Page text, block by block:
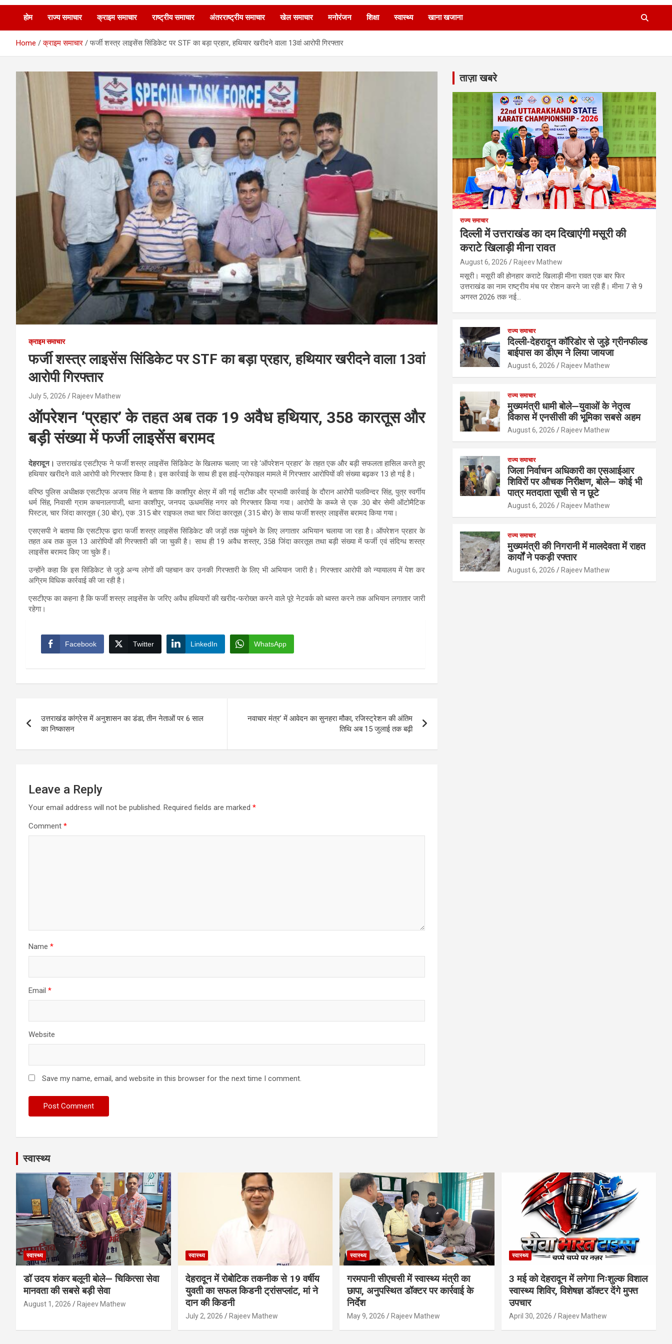
होम राज्य समाचार क्राइम समाचार राष्ट्रीय समाचार अंतरराष्ट्रीय समाचार खेल समाचार मनोरंजन शिक्षा स्वास्थ्य खाना खजाना
Home क्राइम समाचार फर्जी शस्त्र लाइसेंस सिंडिकेट पर STF का बड़ा प्रहार, हथियार खरीदने वाला 13वां आरोपी गिरफ्तार
क्राइम समाचार
फर्जी शस्त्र लाइसेंस सिंडिकेट पर STF का बड़ा प्रहार, हथियार खरीदने वाला 13वां
आरोपी गिरफ्तार
July 5, 2026 Rajeev Mathew
ऑपरेशन ‘प्रहार’ के तहत अब तक 19 अवैध हथियार, 358 कारतूस और
बड़ी संख्या में फर्जी लाइसेंस बरामद
देहरादून। उत्तराखंड एसटीएफ ने फर्जी शस्त्र लाइसेंस सिंडिकेट के खिलाफ चलाए जा रहे ‘ऑपरेशन प्रहार’ के तहत एक और बड़ी सफलता हासिल करते हुए
हथियार खरीदने वाले आरोपी को गिरफ्तार किया है। इस कार्रवाई के साथ ही इस हाई-प्रोफाइल मामले में गिरफ्तार आरोपियों की संख्या बढ़कर 13 हो गई है।
वरिष्ठ पुलिस अधीक्षक एसटीएफ अजय सिंह ने बताया कि काशीपुर क्षेत्र में की गई सटीक और प्रभावी कार्रवाई के दौरान आरोपी पलविन्दर सिंह, पुत्र स्वर्गीय
धर्म सिंह, निवासी ग्राम कचनालगाजी, थाना काशीपुर, जनपद ऊधमसिंह नगर को गिरफ्तार किया गया। आरोपी के कब्जे से एक .30 बोर सेमी ऑटोमैटिक
पिस्टल, चार जिंदा कारतूस (.30 बोर), एक .315 बोर राइफल तथा चार जिंदा कारतूस (.315 बोर) के साथ फर्जी शस्त्र लाइसेंस बरामद किया गया।
एसएसपी ने बताया कि एसटीएफ द्वारा फर्जी शस्त्र लाइसेंस सिंडिकेट की जड़ों तक पहुंचने के लिए लगातार अभियान चलाया जा रहा है। ऑपरेशन प्रहार के
तहत अब तक कुल 13 आरोपियों की गिरफ्तारी की जा चुकी है। साथ ही 19 अवैध शस्त्र, 358 जिंदा कारतूस तथा बड़ी संख्या में फर्जी एवं संदिग्ध शस्त्र
लाइसेंस बरामद किए जा चुके हैं।
उन्होंने कहा कि इस सिंडिकेट से जुड़े अन्य लोगों की पहचान कर उनकी गिरफ्तारी के लिए भी अभियान जारी है। गिरफ्तार आरोपी को न्यायालय में पेश कर
अग्रिम विधिक कार्रवाई की जा रही है।
एसटीएफ का कहना है कि फर्जी शस्त्र लाइसेंस के जरिए अवैध हथियारों की खरीद-फरोख्त करने वाले पूरे नेटवर्क को ध्वस्त करने तक अभियान लगातार जारी
रहेगा।
Facebook Twitter LinkedIn WhatsApp
navigation
उत्तराखंड कांग्रेस में अनुशासन का डंडा, तीन नेताओं पर 6 साल
का निष्कासन
नवाचार मंत्र’ में आवेदन का सुनहरा मौका, रजिस्ट्रेशन की अंतिम
तिथि अब 15 जुलाई तक बढ़ी
Leave a Reply
Your email address will not be published. Required fields are marked *
Comment *
Name *
Email *
Website
Save my name, email, and website in this browser for the next time I comment.
ताज़ा खबरे
राज्य समाचार
दिल्ली में उत्तराखंड का दम दिखाएंगी मसूरी की
कराटे खिलाड़ी मीना रावत
August 6, 2026 Rajeev Mathew
मसूरी। मसूरी की होनहार कराटे खिलाड़ी मीना रावत एक बार फिर
उत्तराखंड का नाम राष्ट्रीय मंच पर रोशन करने जा रही हैं। मीना 7 से 9
अगस्त 2026 तक नई…
राज्य समाचार
दिल्ली-देहरादून कॉरिडोर से जुड़े ग्रीनफील्ड
बाईपास का डीएम ने लिया जायजा
August 6, 2026 Rajeev Mathew
राज्य समाचार
मुख्यमंत्री धामी बोले—युवाओं के नेतृत्व
विकास में एनसीसी की भूमिका सबसे अहम
August 6, 2026 Rajeev Mathew
राज्य समाचार
जिला निर्वाचन अधिकारी का एसआईआर
शिविरों पर औचक निरीक्षण, बोले— कोई भी
पात्र मतदाता सूची से न छूटे
August 6, 2026 Rajeev Mathew
राज्य समाचार
मुख्यमंत्री की निगरानी में मालदेवता में राहत
कार्यों ने पकड़ी रफ्तार
August 6, 2026 Rajeev Mathew
स्वास्थ्य
स्वास्थ्य
डॉ उदय शंकर बलूनी बोले— चिकित्सा सेवा
मानवता की सबसे बड़ी सेवा
August 1, 2026 Rajeev Mathew
स्वास्थ्य
देहरादून में रोबोटिक तकनीक से 19 वर्षीय
युवती का सफल किडनी ट्रांसप्लांट, मां ने
दान की किडनी
July 2, 2026 Rajeev Mathew
स्वास्थ्य
गरमपानी सीएचसी में स्वास्थ्य मंत्री का
छापा, अनुपस्थित डॉक्टर पर कार्रवाई के
निर्देश
May 9, 2026 Rajeev Mathew
स्वास्थ्य
3 मई को देहरादून में लगेगा निःशुल्क विशाल
स्वास्थ्य शिविर, विशेषज्ञ डॉक्टर देंगे मुफ्त
उपचार
April 30, 2026 Rajeev Mathew